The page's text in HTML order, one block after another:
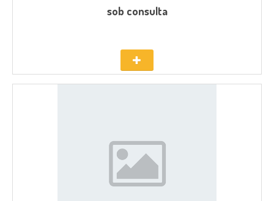
sob consulta